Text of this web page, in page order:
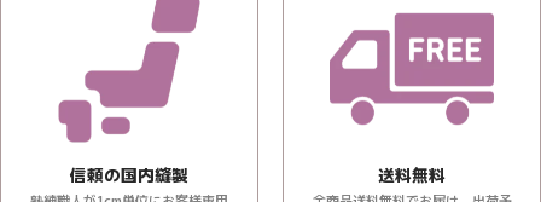
信頼の国内縫製 送料無料